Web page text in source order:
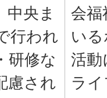
中央ま
行われ
研修な
慮され
会
い
活
ラ